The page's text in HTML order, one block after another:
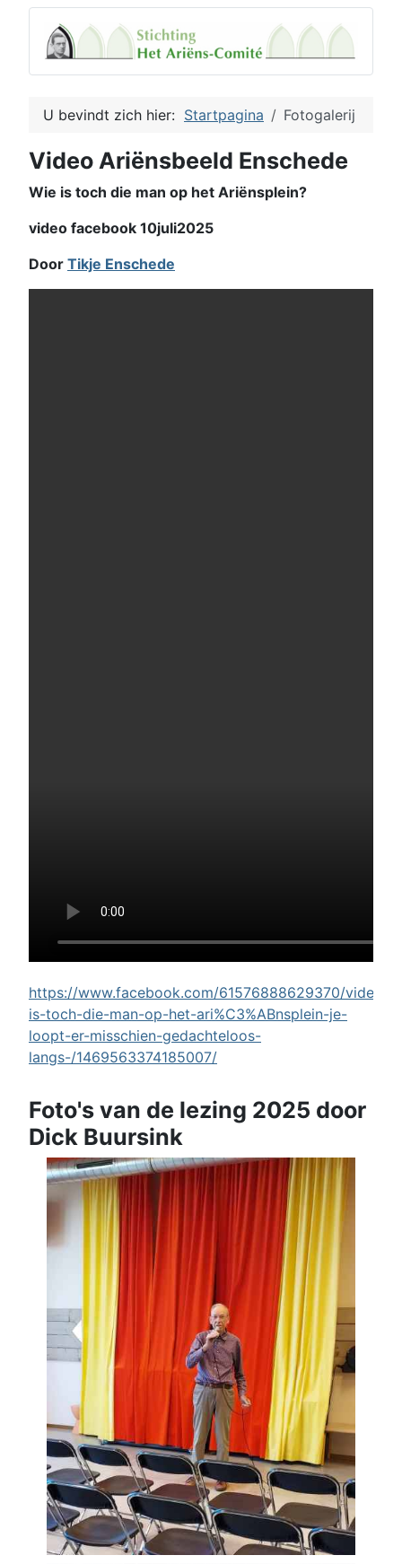
U bevindt zich hier: Startpagina Fotogalerij
Video Ariënsbeeld Enschede
Wie is toch die man op het Ariënsplein?
video facebook 10juli2025
Door Tikje Enschede
https://www.facebook.com/61576888629370/videos/
is-toch-die-man-op-het-ari%C3%ABnsplein-je-
loopt-er-misschien-gedachteloos-
langs-/1469563374185007/
Foto's van de lezing 2025 door
Dick Buursink